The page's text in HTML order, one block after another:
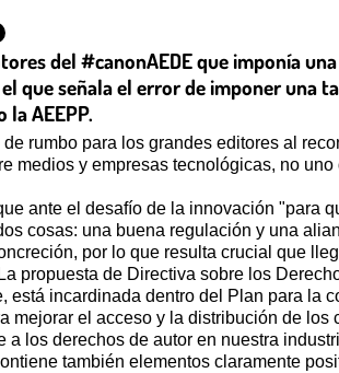
del #canonAEDE que imponía
que señala el error de imponer una
AEEPP.
rumbo para los grandes editores al
medios y empresas tecnológicas, no uno
ante el desafío de la innovación "para
cosas: una buena regulación y una
por lo que resulta crucial que
propuesta de Directiva sobre los
está incardinada dentro del Plan para
mejorar el acceso y la distribución de
a los derechos de autor en nuestra
también elementos claramente